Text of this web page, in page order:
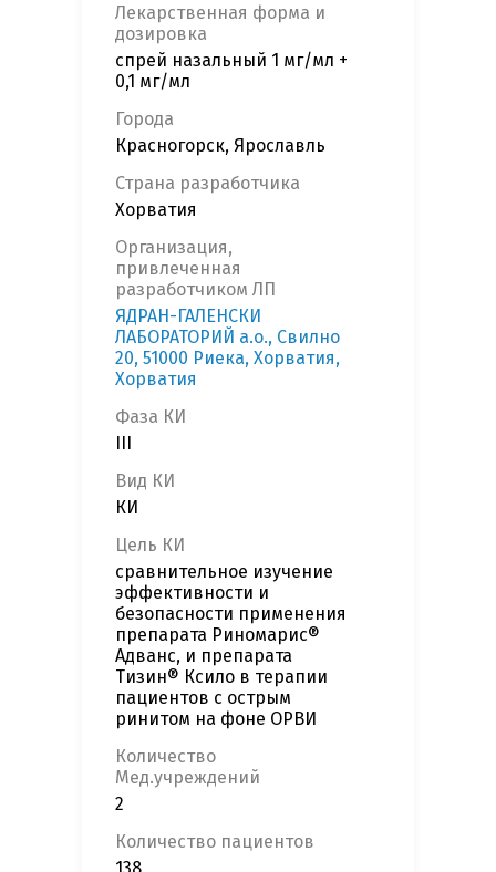
Лекарственная форма и
дозировка
спрей назальный 1 мг/мл +
0,1 мг/мл
Города
Красногорск, Ярославль
Страна разработчика
Хорватия
Организация,
привлеченная
разработчиком ЛП
ЯДРАН-ГАЛЕНСКИ
ЛАБОРАТОРИЙ а.о., Свилно
20, 51000 Риека, Хорватия,
Хорватия
Фаза КИ
Вид КИ
КИ
Цель КИ
сравнительное изучение
эффективности и
безопасности применения
препарата Риномарис®
Адванс, и препарата
Тизин® Ксило в терапии
пациентов с острым
ринитом на фоне ОРВИ
Количество
Мед.учреждений
2
Количество пациентов